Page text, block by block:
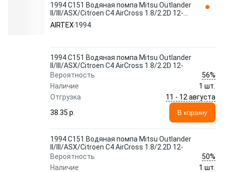
1994 C151 Водяная помпа Mitsu Outlander
II/III/ASX/Citroen C4 AirCross 1.8/2.2D 12-
AIRTEX
AIRTEX 1994
1994 C151 Водяная помпа Mitsu Outlander
II/III/ASX/Citroen C4 AirCross 1.8/2.2D 12-
Вероятность
56%
Наличие
1 шт.
Отгрузка
11 - 12 августа
38.35 p.
В корзину
1994 C151 Водяная помпа Mitsu Outlander
II/III/ASX/Citroen C4 AirCross 1.8/2.2D 12-
Вероятность
50%
Наличие
1 шт.